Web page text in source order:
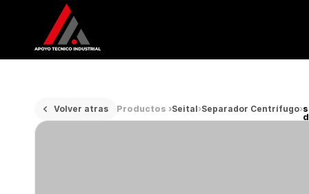
Volver atras Productos ›Seital›Separador Centrífugo›